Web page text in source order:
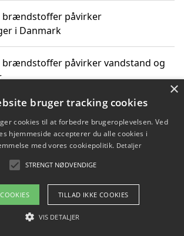
brændstoffer påvirker
i Danmark
brændstoffer påvirker vandstand og
om fossile brændstoffer kan ændre
kontakt
Blog Betingelser
×
bruger tracking cookies
cookies til at forbedre brugeroplevelsen. Ved
hjemmeside accepterer du alle cookies i
med vores cookiepolitik. Detaljer
STRENGT NØDVENDIGE
TILLAD IKKE COOKIES
VIS DETALJER